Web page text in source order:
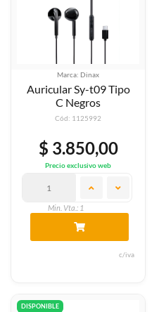
Marca: Dinax
Auricular Sy-t09 Tipo
C Negros
Cód: 1125992
$ 3.850,00
Precio exclusivo web
Min. Vta.: 1
c/iva
DISPONIBLE